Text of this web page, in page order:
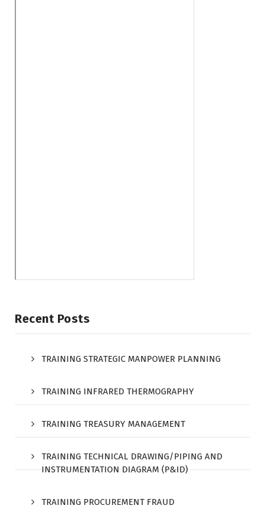
Recent Posts
TRAINING STRATEGIC MANPOWER PLANNING
TRAINING INFRARED THERMOGRAPHY
TRAINING TREASURY MANAGEMENT
TRAINING TECHNICAL DRAWING/PIPING AND
INSTRUMENTATION DIAGRAM (P&ID)
TRAINING PROCUREMENT FRAUD